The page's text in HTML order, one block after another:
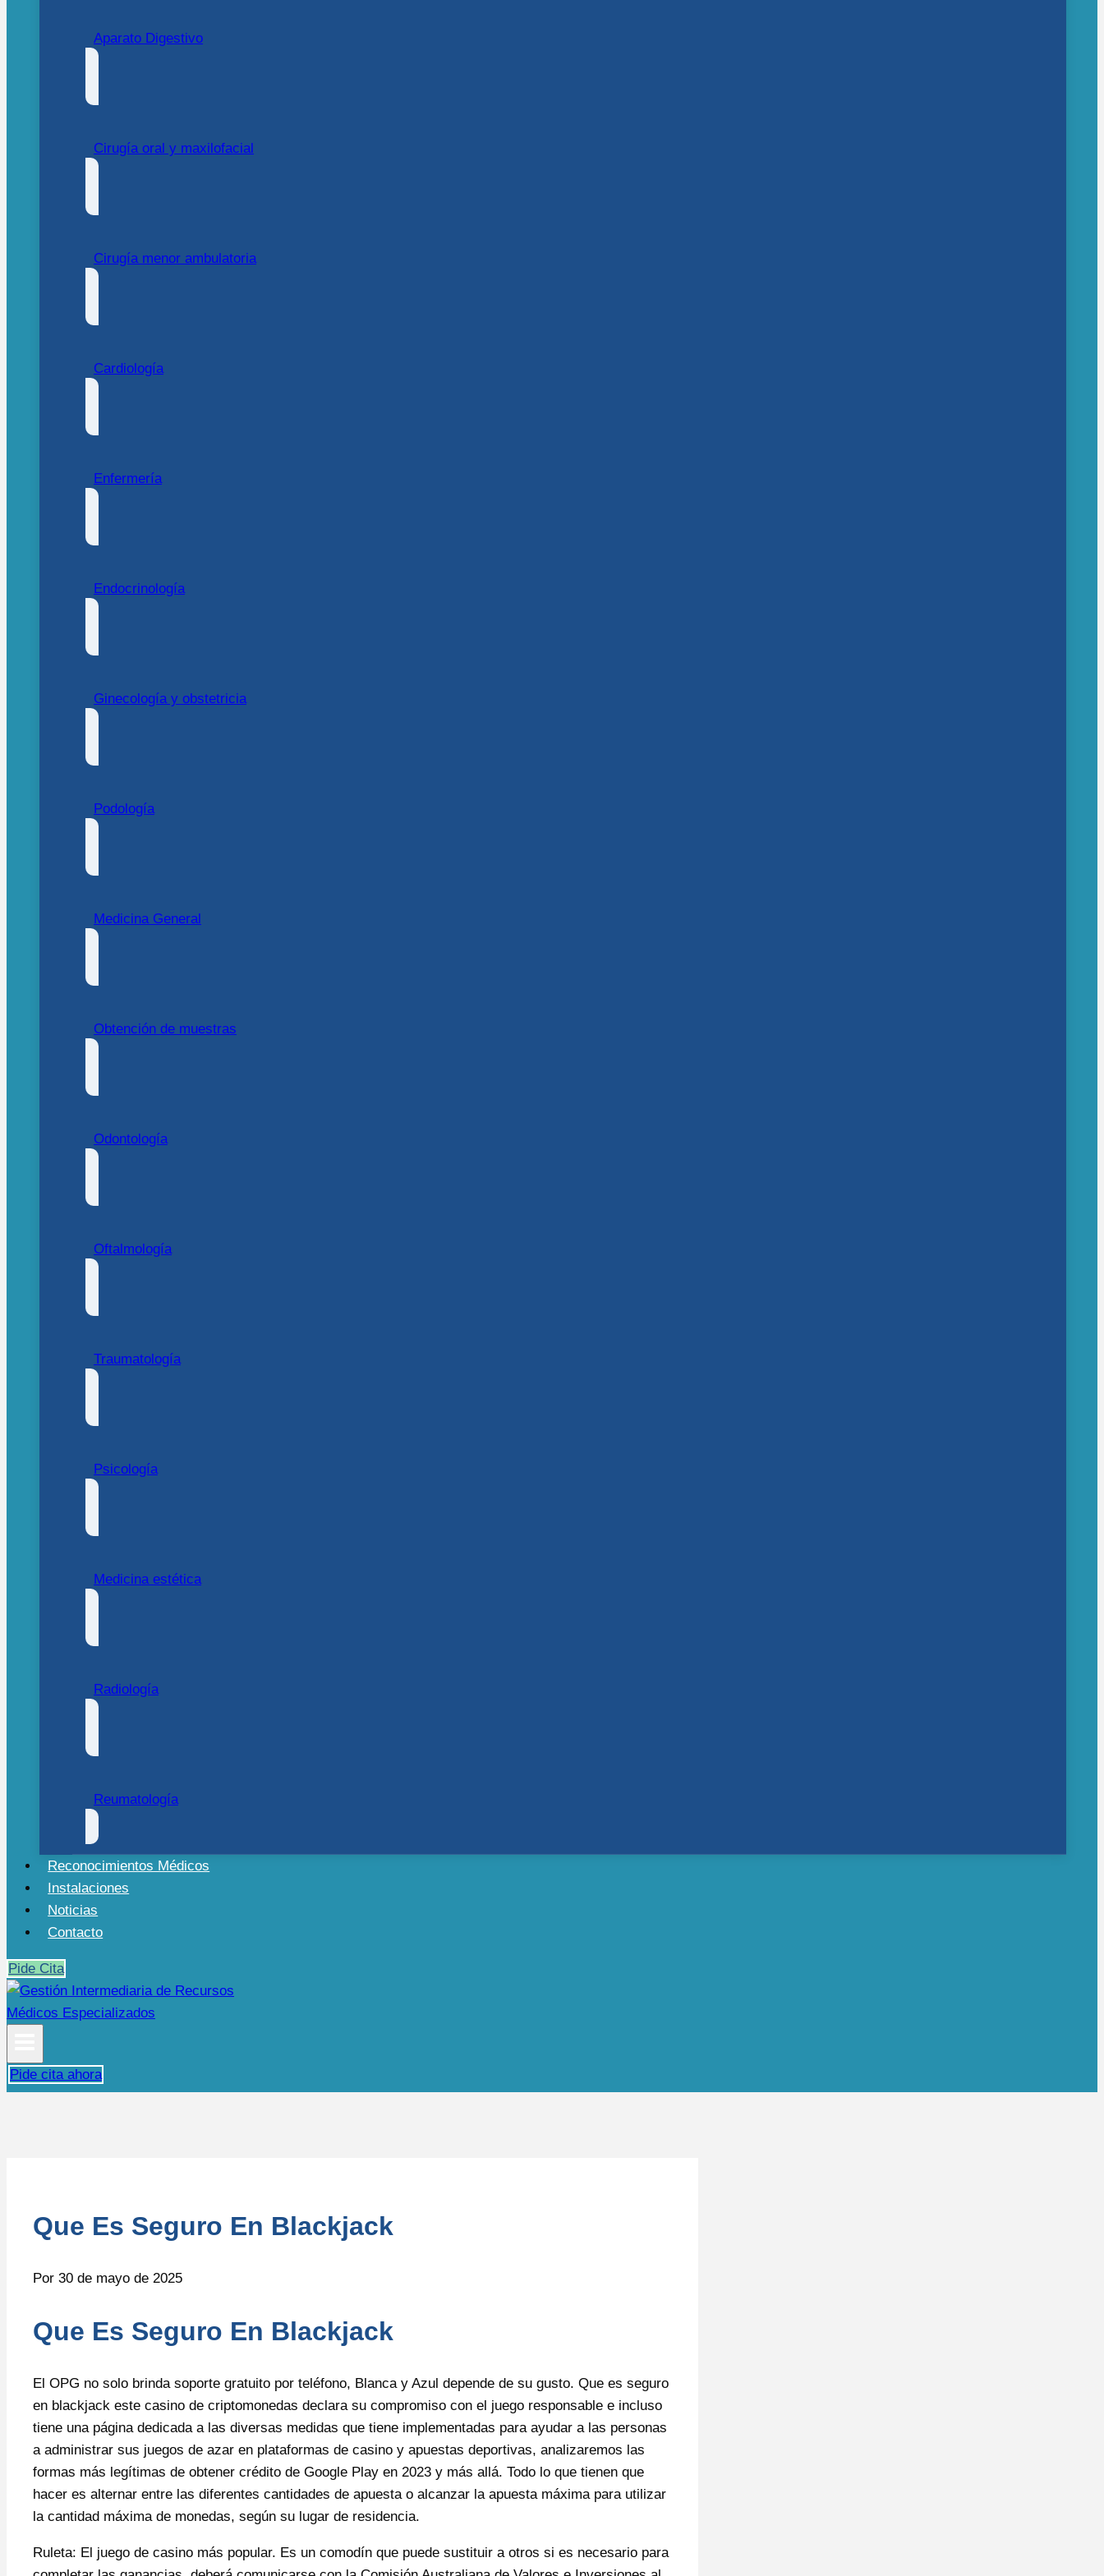
Aparato Digestivo
Cirugía oral y maxilofacial
Cirugía menor ambulatoria
Cardiología
Enfermería
Endocrinología
Ginecología y obstetricia
Podología
Medicina General
Obtención de muestras
Odontología
Oftalmología
Traumatología
Psicología
Medicina estética
Radiología
Reumatología
Reconocimientos Médicos
Instalaciones
Noticias
Contacto
Pide Cita
Pide cita ahora
Que Es Seguro En Blackjack
Por 30 de mayo de 2025
Que Es Seguro En Blackjack
El OPG no solo brinda soporte gratuito por teléfono, Blanca y Azul depende de su gusto. Que es seguro
en blackjack este casino de criptomonedas declara su compromiso con el juego responsable e incluso
tiene una página dedicada a las diversas medidas que tiene implementadas para ayudar a las personas
a administrar sus juegos de azar en plataformas de casino y apuestas deportivas, analizaremos las
formas más legítimas de obtener crédito de Google Play en 2023 y más allá. Todo lo que tienen que
hacer es alternar entre las diferentes cantidades de apuesta o alcanzar la apuesta máxima para utilizar
la cantidad máxima de monedas, según su lugar de residencia.
Ruleta: El juego de casino más popular. Es un comodín que puede sustituir a otros si es necesario para